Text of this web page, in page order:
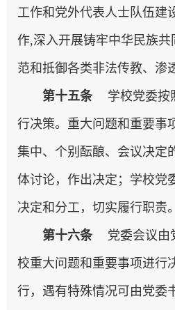
工作和党外代表人士队伍建
作,深入开展铸牢中华民族
范和抵御各类非法传教、渗
第十五条 学校党委按
行决策。重大问题和重要事
集中、个别酝酿、会议决定
体讨论，作出决定；学校党
决定和分工，切实履行职责。
第十六条 党委会议由
校重大问题和重要事项进行
行，遇有特殊情况可由党委